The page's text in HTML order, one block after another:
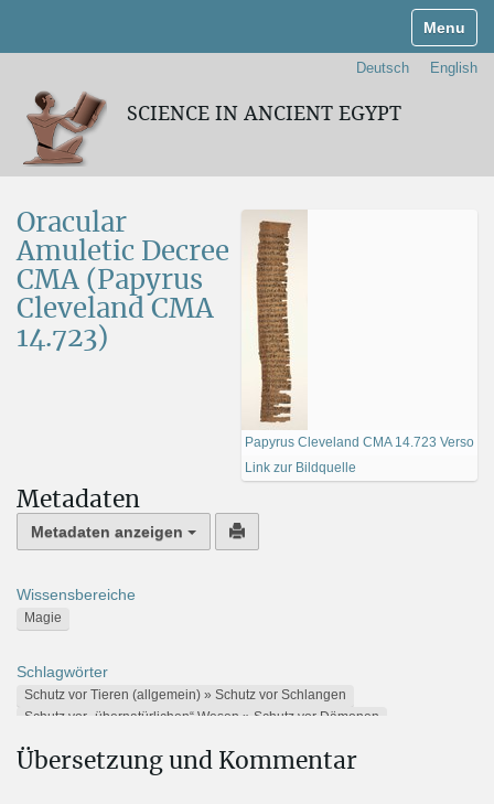
Deutsch English
SCIENCE IN ANCIENT EGYPT
Papyrus Cleveland CMA 14.723 Verso
Link zur Bildquelle
Oracular
Amuletic Decree
CMA (Papyrus
Cleveland CMA
14.723)
Metadaten
Metadaten anzeigen
Wissensbereiche
Magie
Schlagwörter
Schutz vor Tieren (allgemein) » Schutz vor Schlangen
Schutz vor „übernatürlichen“ Wesen » Schutz vor Dämonen
Schutz vor Tieren (allgemein)
Übersetzung und Kommentar